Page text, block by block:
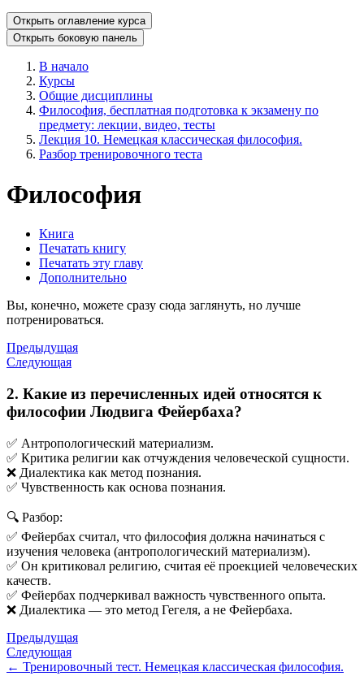
Открыть оглавление курса
Открыть боковую панель
В начало
Курсы
Общие дисциплины
Философия, бесплатная подготовка к экзамену по
предмету: лекции, видео, тесты
Лекция 10. Немецкая классическая философия.
Разбор тренировочного теста
Философия
Книга
Печатать книгу
Печатать эту главу
Дополнительно
Вы, конечно, можете сразу сюда заглянуть, но лучше
потренироваться.
Предыдущая
Следующая
2. Какие из перечисленных идей относятся к
философии Людвига Фейербаха?
✅ Антропологический материализм.
✅ Критика религии как отчуждения человеческой сущности.
❌ Диалектика как метод познания.
✅ Чувственность как основа познания.
🔍 Разбор:
✅ Фейербах считал, что философия должна начинаться с
изучения человека (антропологический материализм).
✅ Он критиковал религию, считая её проекцией человеческих
качеств.
✅ Фейербах подчеркивал важность чувственного опыта.
❌ Диалектика — это метод Гегеля, а не Фейербаха.
Предыдущая
Следующая
← Тренировочный тест. Немецкая классическая философия.